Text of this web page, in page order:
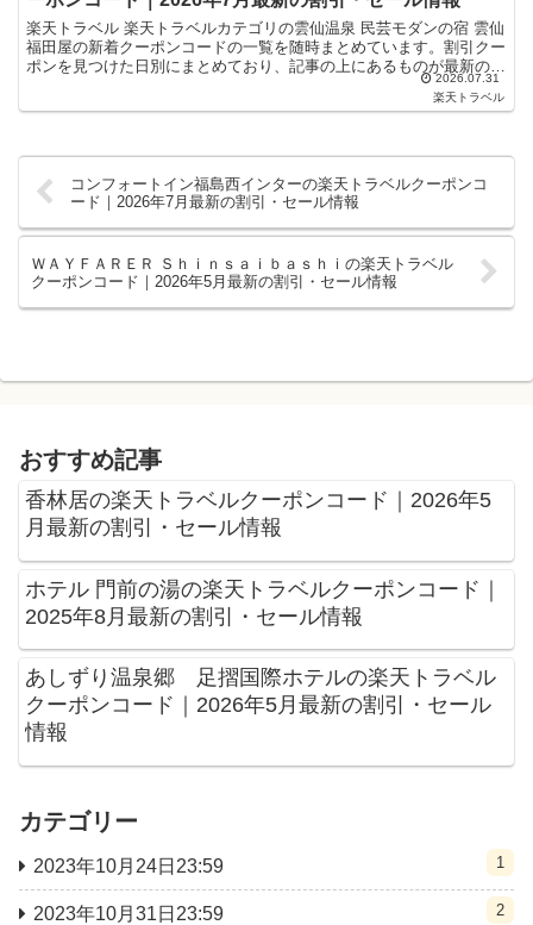
楽天トラベル 楽天トラベルカテゴリの雲仙温泉 民芸モダンの宿 雲仙
福田屋の新着クーポンコードの一覧を随時まとめています。割引クー
ポンを見つけた日別にまとめており、記事の上にあるものが最新の割
引クーポンになります。ホテル・旅館宿泊の予約などで... 2026.07.31
楽天トラベル
コンフォートイン福島西インターの楽天トラベルクーポンコ
ード｜2026年7月最新の割引・セール情報
ＷＡＹＦＡＲＥＲ Ｓｈｉｎｓａｉｂａｓｈｉの楽天トラベル
クーポンコード｜2026年5月最新の割引・セール情報
おすすめ記事
香林居の楽天トラベルクーポンコード｜2026年5
月最新の割引・セール情報
ホテル 門前の湯の楽天トラベルクーポンコード｜
2025年8月最新の割引・セール情報
あしずり温泉郷 足摺国際ホテルの楽天トラベル
クーポンコード｜2026年5月最新の割引・セール
情報
カテゴリー
2023年10月24日23:59 1
2023年10月31日23:59 2